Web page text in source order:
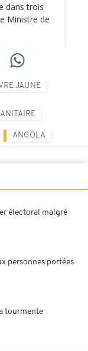
dans trois
Ministre de
JAUNE
ANGOLA
électoral malgré
personnes portées
tourmente